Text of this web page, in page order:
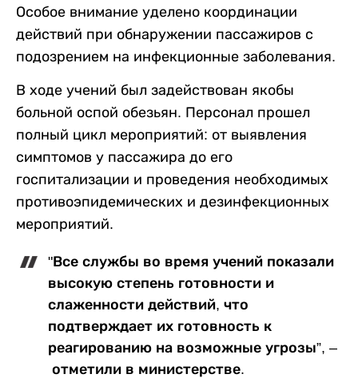
Особое внимание уделено координации
действий при обнаружении пассажиров с
подозрением на инфекционные заболевания.
В ходе учений был задействован якобы
больной оспой обезьян. Персонал прошел
полный цикл мероприятий: от выявления
симптомов у пассажира до его
госпитализации и проведения необходимых
противоэпидемических и дезинфекционных
мероприятий.
"Все службы во время учений показали
высокую степень готовности и
слаженности действий, что
подтверждает их готовность к
реагированию на возможные угрозы”, –
отметили в министерстве.